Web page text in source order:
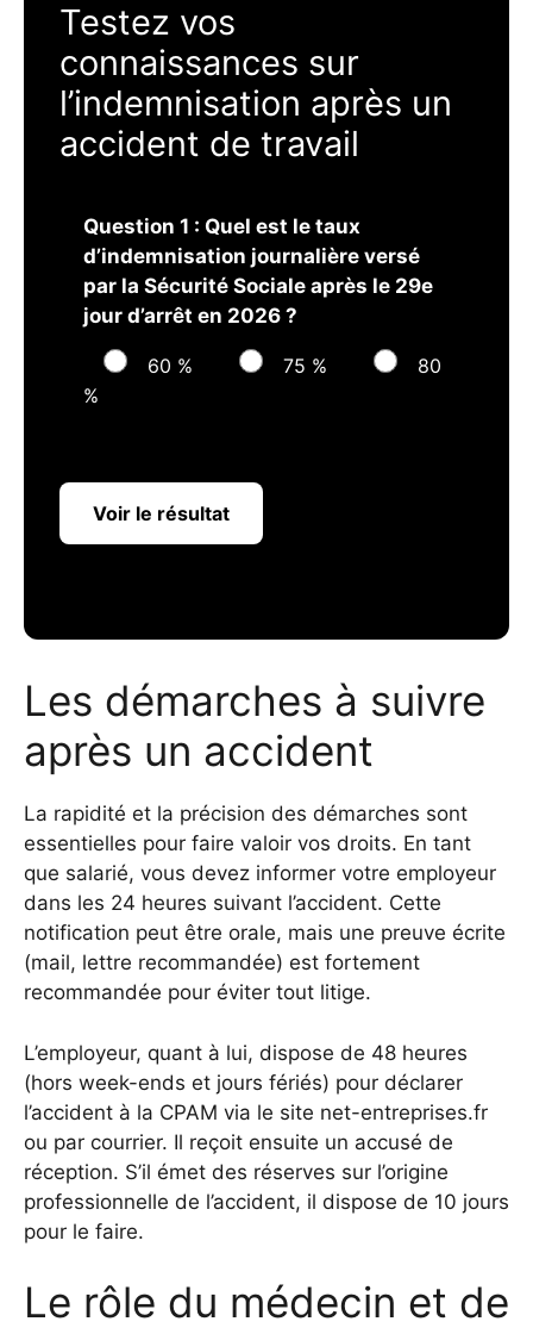
Testez vos
connaissances sur
l’indemnisation après un
accident de travail
Question 1 : Quel est le taux
d’indemnisation journalière versé
par la Sécurité Sociale après le 29e
jour d’arrêt en 2026 ?
60 % 75 %
80
%
Voir le résultat
Les démarches à suivre
après un accident
La rapidité et la précision des démarches sont
essentielles pour faire valoir vos droits. En tant
que salarié, vous devez informer votre employeur
dans les 24 heures suivant l’accident. Cette
notification peut être orale, mais une preuve écrite
(mail, lettre recommandée) est fortement
recommandée pour éviter tout litige.
L’employeur, quant à lui, dispose de 48 heures
(hors week-ends et jours fériés) pour déclarer
l’accident à la CPAM via le site net-entreprises.fr
ou par courrier. Il reçoit ensuite un accusé de
réception. S’il émet des réserves sur l’origine
professionnelle de l’accident, il dispose de 10 jours
pour le faire.
Le rôle du médecin et de